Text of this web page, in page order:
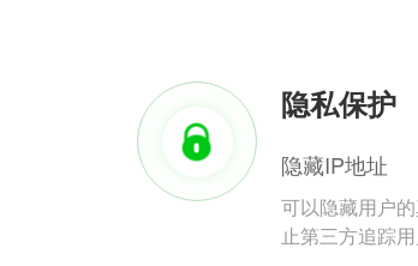
隐私保护
隐藏IP地址
可以隐藏用户
止第三方追踪